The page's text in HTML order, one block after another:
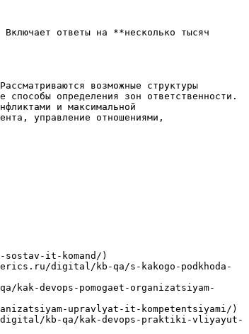
ответы на **несколько тысяч
возможные структуры
определения зон ответственности.
и максимальной
управление отношениями,
it-komand/)
digital/kb-qa/s-kakogo-podkhoda-
kak-devops-pomogaet-organizatsiyam-
upravlyat-it-kompetentsiyami/)
digital/kb-qa/kak-devops-praktiki-vliyayut-